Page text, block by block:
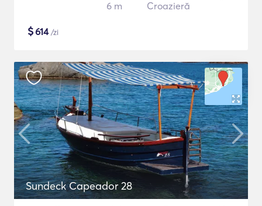
6 m
Croazieră
$614/zi
Sundeck Capeador 28